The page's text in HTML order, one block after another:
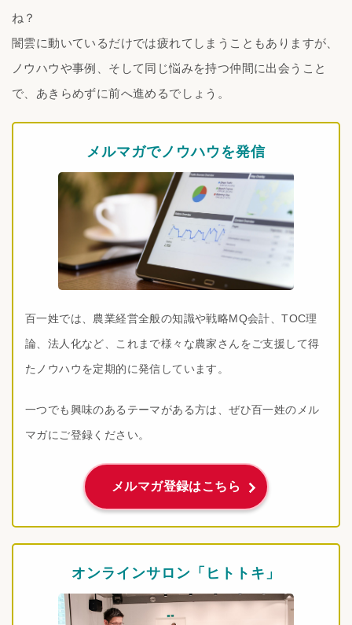
ね？
闇雲に動いているだけでは疲れてしまうこともありますが、
ノウハウや事例、そして同じ悩みを持つ仲間に出会うこと
で、あきらめずに前へ進めるでしょう。
メルマガでノウハウを発信
百一姓では、農業経営全般の知識や戦略MQ会計、TOC理
論、法人化など、これまで様々な農家さんをご支援して得
たノウハウを定期的に発信しています。
一つでも興味のあるテーマがある方は、ぜひ百一姓のメル
マガにご登録ください。
メルマガ登録はこちら
オンラインサロン「ヒトトキ」